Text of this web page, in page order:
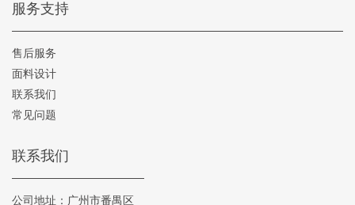
服务支持
售后服务
面料设计
联系我们
常见问题
联系我们
公司地址：广州市番禺区